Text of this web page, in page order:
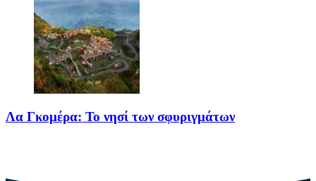
Λα Γκομέρα: Το νησί των σφυριγμάτων